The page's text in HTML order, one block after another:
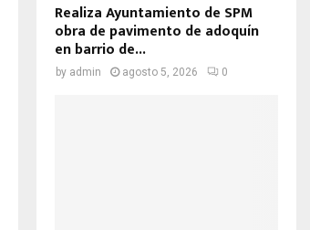
Realiza Ayuntamiento de SPM
obra de pavimento de adoquín
en barrio de...
by admin agosto 5, 2026 0